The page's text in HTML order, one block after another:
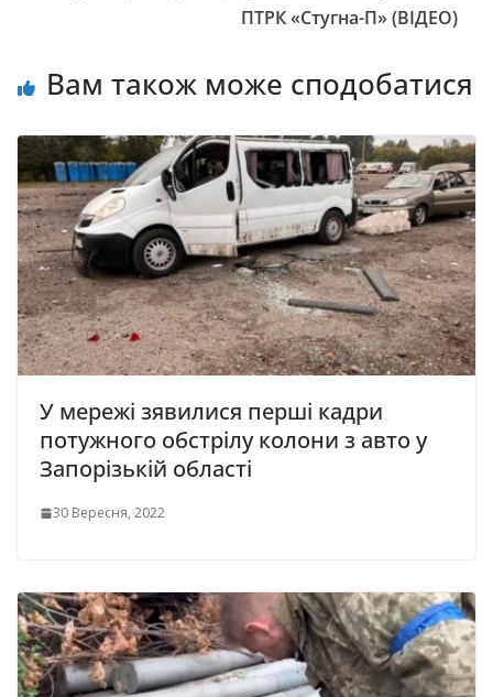
ПТРК «Стугна-П» (ВІДЕО)
Вам також може сподобатися
У мережі зявилися перші кадри
потужного обстрілу колони з авто у
Запорізькій області
30 Вересня, 2022